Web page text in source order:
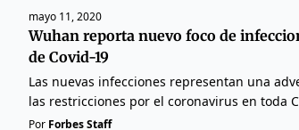
mayo 11, 2020
Wuhan reporta nuevo foco de
de Covid-19
Las nuevas infecciones representan una
las restricciones por el coronavirus en toda
Por Forbes Staff